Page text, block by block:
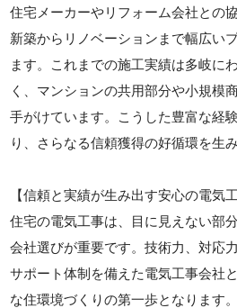
住宅メーカーやリフォーム会社との
新築からリノベーションまで幅広い
ます。これまでの施工実績は多岐に
く、マンションの共用部分や小規模
手がけています。こうした豊富な経
り、さらなる信頼獲得の好循環を生
【信頼と実績が生み出す安心の電気工
住宅の電気工事は、目に見えない部
会社選びが重要です。技術力、対応
サポート体制を備えた電気工事会社
な住環境づくりの第一歩となります